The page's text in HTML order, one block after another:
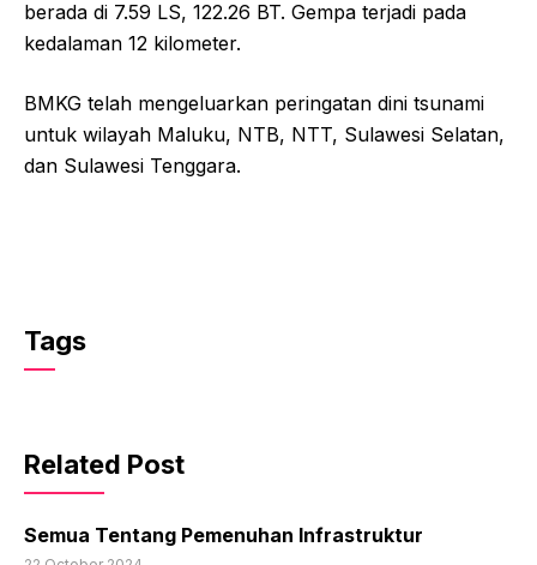
berada di 7.59 LS, 122.26 BT. Gempa terjadi pada
kedalaman 12 kilometer.
BMKG telah mengeluarkan peringatan dini tsunami
untuk wilayah Maluku, NTB, NTT, Sulawesi Selatan,
dan Sulawesi Tenggara.
Tags
Related Post
Semua Tentang Pemenuhan Infrastruktur